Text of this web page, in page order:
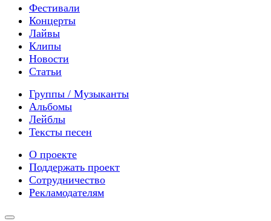
Фестивали
Концерты
Лайвы
Клипы
Новости
Статьи
Группы / Музыканты
Альбомы
Лейблы
Тексты песен
О проекте
Поддержать проект
Сотрудничество
Рекламодателям